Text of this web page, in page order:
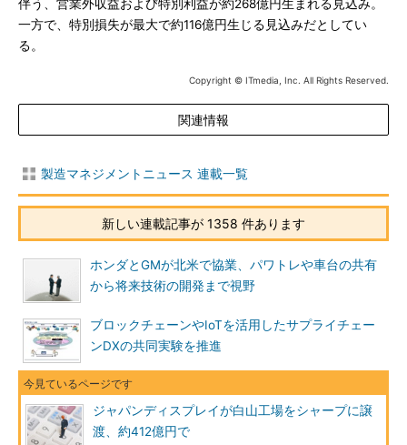
伴う、営業外収益および特別利益が約268億円生まれる見込み。
一方で、特別損失が最大で約116億円生じる見込みだとしてい
る。
Copyright © ITmedia, Inc. All Rights Reserved.
関連情報
製造マネジメントニュース 連載一覧
新しい連載記事が 1358 件あります
ホンダとGMが北米で協業、パワトレや車台の共有
から将来技術の開発まで視野
ブロックチェーンやIoTを活用したサプライチェー
ンDXの共同実験を推進
ジャパンディスプレイが白山工場をシャープに譲
渡、約412億円で